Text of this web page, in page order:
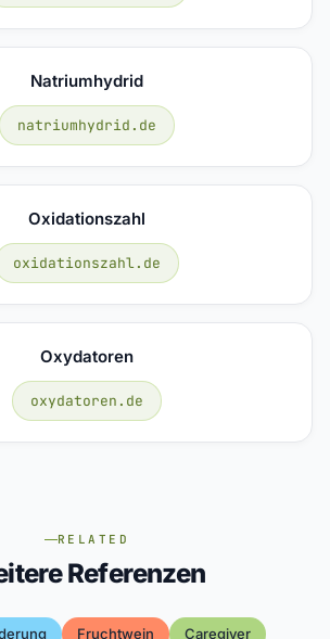
Natriumhydrid
natriumhydrid.de
Oxidationszahl
oxidationszahl.de
Oxydatoren
oxydatoren.de
RELATED
Referenzen
Fruchtwein Caregiver